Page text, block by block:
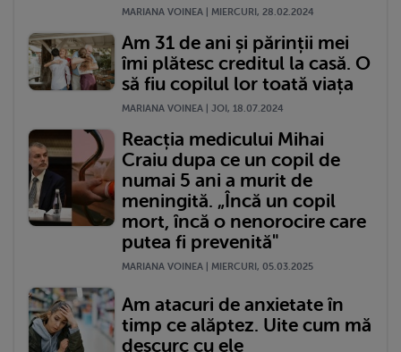
MARIANA VOINEA | MIERCURI, 28.02.2024
Am 31 de ani și părinții mei
îmi plătesc creditul la casă. O
să fiu copilul lor toată viața
MARIANA VOINEA | JOI, 18.07.2024
Reacția medicului Mihai
Craiu dupa ce un copil de
numai 5 ani a murit de
meningită. „Încă un copil
mort, încă o nenorocire care
putea fi prevenită"
MARIANA VOINEA | MIERCURI, 05.03.2025
Am atacuri de anxietate în
timp ce alăptez. Uite cum mă
descurc cu ele